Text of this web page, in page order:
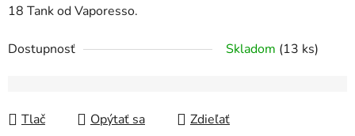
18 Tank od Vaporesso.
Dostupnosť Skladom (13 ks)
Tlač Opýtať sa Zdieľať